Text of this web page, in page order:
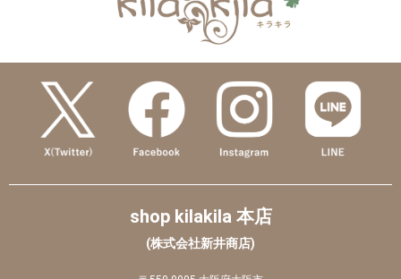
shop kilakila 本店
(株式会社新井商店)